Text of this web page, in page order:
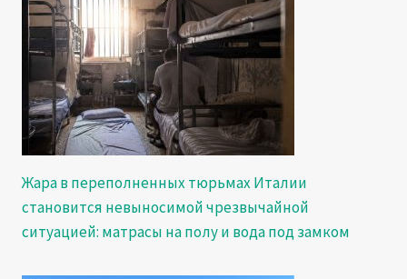
Жара в переполненных тюрьмах Италии
становится невыносимой чрезвычайной
ситуацией: матрасы на полу и вода под замком